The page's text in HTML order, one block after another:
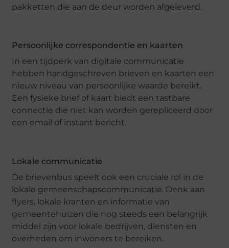
pakketten die aan de deur worden afgeleverd.
Persoonlijke correspondentie en kaarten
In een tijdperk van digitale communicatie
hebben handgeschreven brieven en kaarten een
nieuw niveau van persoonlijke waarde bereikt.
Een fysieke brief of kaart biedt een tastbare
connectie die niet kan worden gerepliceerd door
een email of instant bericht.
Lokale communicatie
De brievenbus speelt ook een cruciale rol in de
lokale gemeenschapscommunicatie. Denk aan
flyers, lokale kranten en informatie van
gemeentehuizen die nog steeds een belangrijk
middel zijn voor lokale bedrijven, diensten en
overheden om inwoners te bereiken.